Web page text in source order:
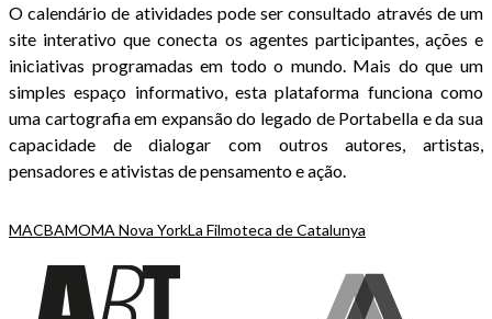
O calendário de atividades pode ser consultado através de um
site interativo que conecta os agentes participantes, ações e
iniciativas programadas em todo o mundo. Mais do que um
simples espaço informativo, esta plataforma funciona como
uma cartografia em expansão do legado de Portabella e da sua
capacidade de dialogar com outros autores, artistas,
pensadores e ativistas de pensamento e ação.
MACBAMOMA Nova YorkLa Filmoteca de Catalunya